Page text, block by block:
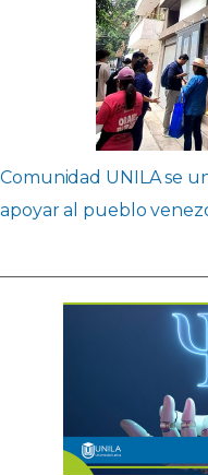
Comunidad UNILA se
apoyar al pueblo